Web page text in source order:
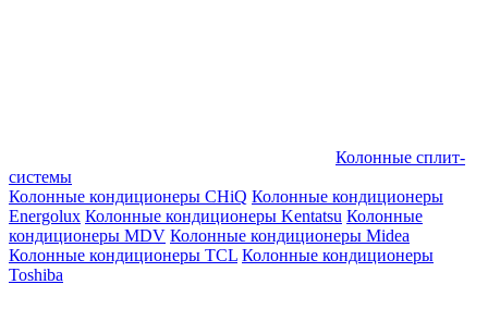
Колонные сплит-
системы
Колонные кондиционеры CHiQ Колонные кондиционеры
Energolux Колонные кондиционеры Kentatsu Колонные
кондиционеры MDV Колонные кондиционеры Midea
Колонные кондиционеры TCL Колонные кондиционеры
Toshiba